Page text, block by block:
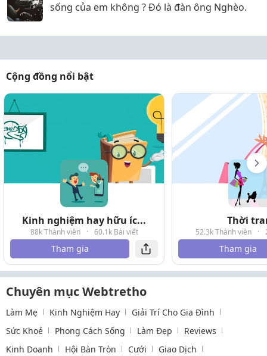
sống của em không ? Đó là đàn ông Nghèo.
Cộng đồng nổi bật
Kinh nghiệm hay hữu íc...
88k Thành viên · 60.1k Bài viết
Tham gia
Thời
52.3k Thành viên ·
Tham gia
Chuyên mục Webtretho
Làm Mẹ Kinh Nghiệm Hay
Giải Trí Cho Gia Đình
Sức Khoẻ
Phong Cách Sống Làm Đẹp
Reviews
Kinh Doanh
Hội Bàn Tròn Cưới Giao Dịch